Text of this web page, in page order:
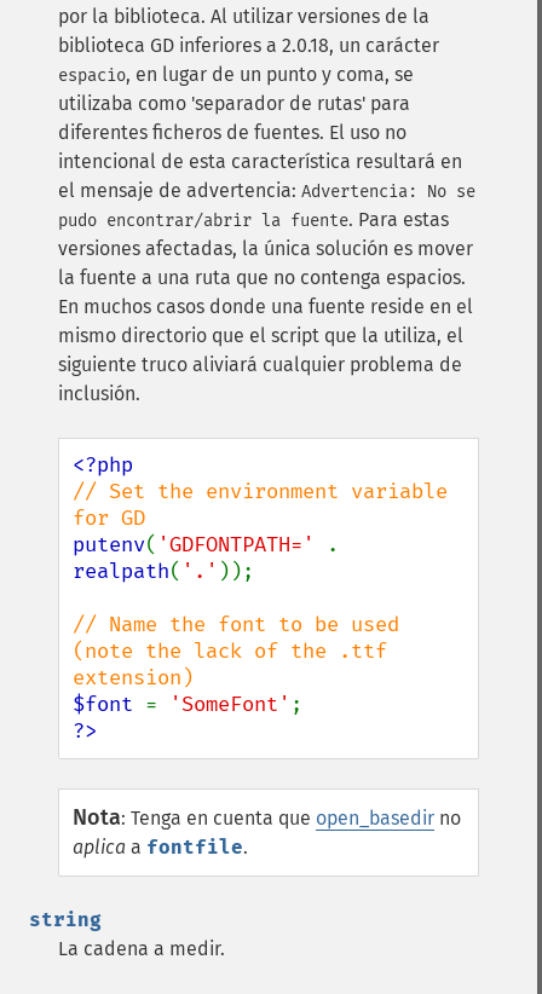
por la biblioteca. Al utilizar versiones de la
biblioteca GD inferiores a 2.0.18, un carácter
espacio, en lugar de un punto y coma, se
utilizaba como 'separador de rutas' para
diferentes ficheros de fuentes. El uso no
intencional de esta característica resultará en
el mensaje de advertencia: Advertencia: No se
pudo encontrar/abrir la fuente. Para estas
versiones afectadas, la única solución es mover
la fuente a una ruta que no contenga espacios.
En muchos casos donde una fuente reside en el
mismo directorio que el script que la utiliza, el
siguiente truco aliviará cualquier problema de
inclusión.
// Set the environment variable
putenv( 'GDFONTPATH='
realpath( '.' ));
// Name the font to be used
(note the lack of the .ttf
$font = 'SomeFont'
?>
Nota: Tenga en cuenta que open_basedir no
aplica a fontfile.
string
La cadena a medir.